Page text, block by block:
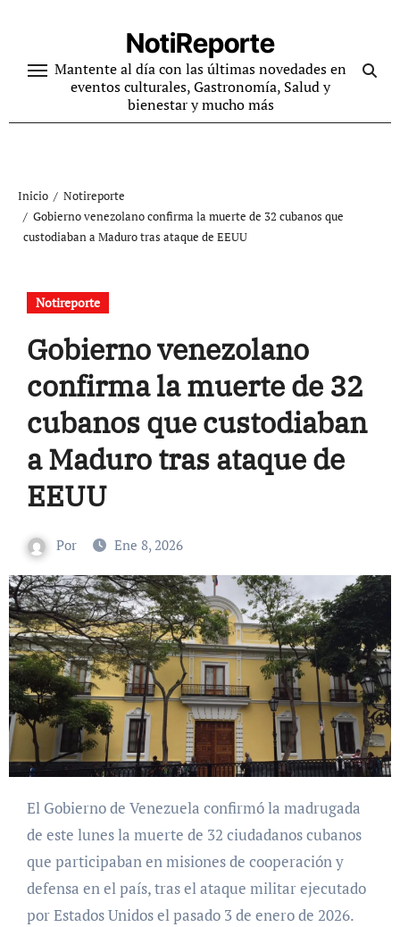
contenido
NotiReporte
Mantente al día con las últimas novedades en
eventos culturales, Gastronomía, Salud y
bienestar y mucho más
Inicio
Notireporte
Gobierno venezolano confirma la muerte de 32 cubanos que
custodiaban a Maduro tras ataque de EEUU
Notireporte
Gobierno venezolano
confirma la muerte de 32
cubanos que custodiaban
a Maduro tras ataque de
EEUU
Por Ene 8, 2026
El Gobierno de Venezuela confirmó la madrugada
de este lunes la muerte de 32 ciudadanos cubanos
que participaban en misiones de cooperación y
defensa en el país, tras el ataque militar ejecutado
por Estados Unidos el pasado 3 de enero de 2026.